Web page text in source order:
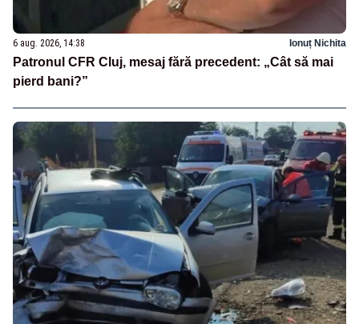
6 aug. 2026, 14:38 Ionuț Nichita
Patronul CFR Cluj, mesaj fără precedent: „Cât să mai
pierd bani?”